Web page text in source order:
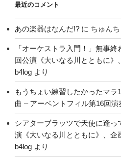
最近のコメント
あの楽器はなんだ!? に ちゅん
「オーケストラ入門！」無事終
回公演《大いなる川とともに
b4log より
もうちょい練習したかったマラ
曲 – アーベントフィル第16回演
シアターブラッツで天使に逢っ
演《大いなる川とともに》、企
b4log より